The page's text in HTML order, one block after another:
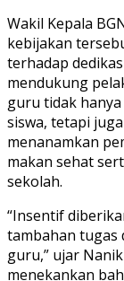
Wakil Kepala
kebijakan
terhadap
mendukung
guru tidak
siswa, tetapi
menanamkan
makan sehat
sekolah.
“Insentif
tambahan tugas
guru,” ujar
menekankan